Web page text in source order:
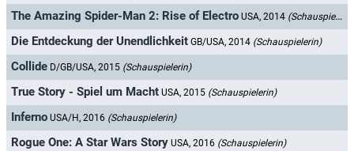
The Amazing Spider-Man 2: Rise of Electro USA, 2014 (Schauspielerin)
Die Entdeckung der Unendlichkeit GB/USA, 2014 (Schauspielerin)
Collide D/GB/USA, 2015 (Schauspielerin)
True Story - Spiel um Macht USA, 2015 (Schauspielerin)
Inferno USA/H, 2016 (Schauspielerin)
Rogue One: A Star Wars Story USA, 2016 (Schauspielerin)